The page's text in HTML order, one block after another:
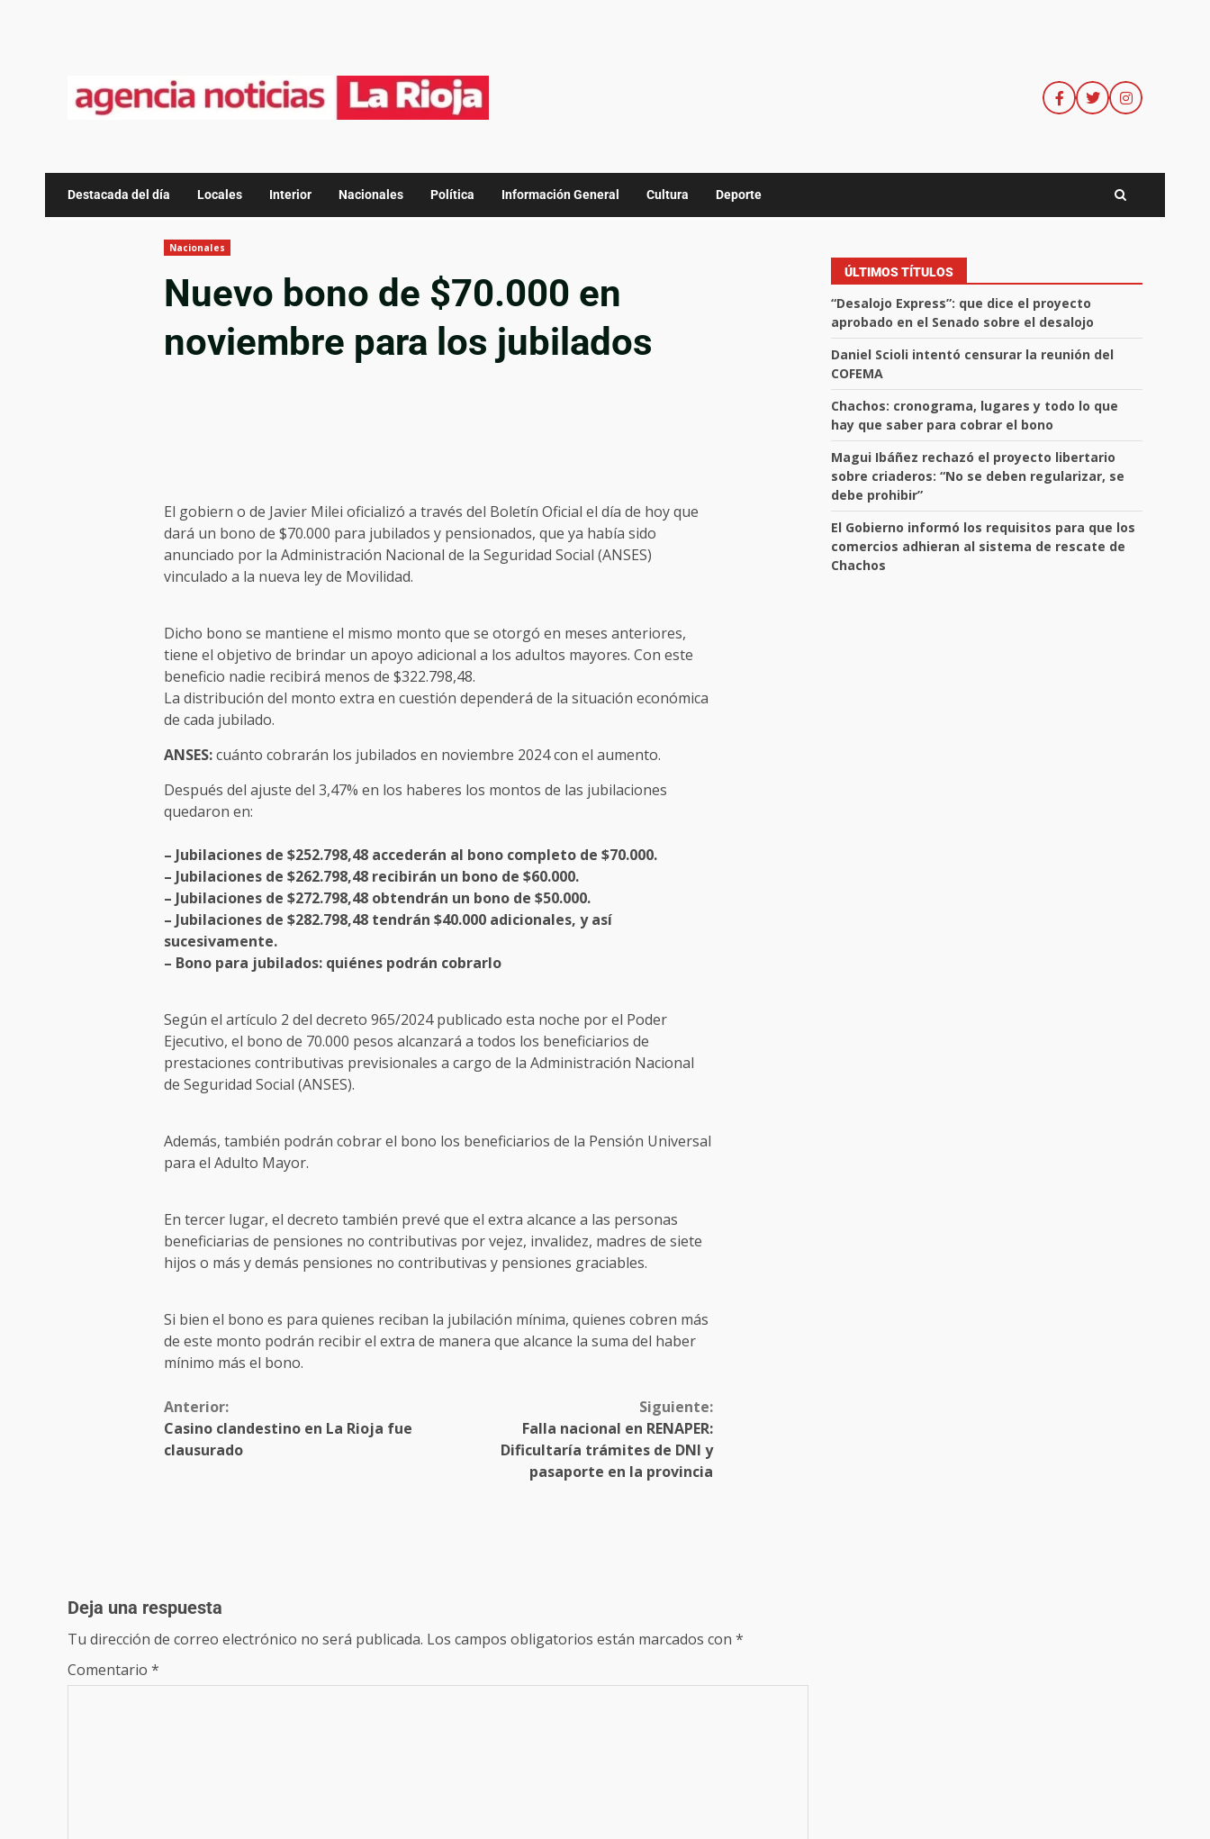
Destacada del día Locales Interior Nacionales Política Información General Cultura Deporte
Nacionales
Nuevo bono de $70.000 en
noviembre para los jubilados
El gobiern o de Javier Milei oficializó a través del Boletín Oficial el día de hoy que
dará un bono de $70.000 para jubilados y pensionados, que ya había sido
anunciado por la Administración Nacional de la Seguridad Social (ANSES)
vinculado a la nueva ley de Movilidad.
Dicho bono se mantiene el mismo monto que se otorgó en meses anteriores,
tiene el objetivo de brindar un apoyo adicional a los adultos mayores. Con este
beneficio nadie recibirá menos de $322.798,48.
La distribución del monto extra en cuestión dependerá de la situación económica
de cada jubilado.
ANSES:cuánto cobrarán los jubilados en noviembre 2024 con el aumento.
Después del ajuste del 3,47% en los haberes los montos de las jubilaciones
quedaron en:
– Jubilaciones de $252.798,48 accederán al bono completo de $70.000.
– Jubilaciones de $262.798,48 recibirán un bono de $60.000.
– Jubilaciones de $272.798,48 obtendrán un bono de $50.000.
– Jubilaciones de $282.798,48 tendrán $40.000 adicionales, y así
sucesivamente.
– Bono para jubilados: quiénes podrán cobrarlo
Según el artículo 2 del decreto 965/2024 publicado esta noche por el Poder
Ejecutivo, el bono de 70.000 pesos alcanzará a todos los beneficiarios de
prestaciones contributivas previsionales a cargo de la Administración Nacional
de Seguridad Social (ANSES).
Además, también podrán cobrar el bono los beneficiarios de la Pensión Universal
para el Adulto Mayor.
En tercer lugar, el decreto también prevé que el extra alcance a las personas
beneficiarias de pensiones no contributivas por vejez, invalidez, madres de siete
hijos o más y demás pensiones no contributivas y pensiones graciables.
Si bien el bono es para quienes reciban la jubilación mínima, quienes cobren más
de este monto podrán recibir el extra de manera que alcance la suma del haber
mínimo más el bono.
Anterior:
Casino clandestino en La Rioja fue
clausurado
Siguiente:
Falla nacional en RENAPER:
Dificultaría trámites de DNI y
pasaporte en la provincia
Deja una respuesta
Tu dirección de correo electrónico no será publicada. Los campos obligatorios están marcados con *
Comentario *
ÚLTIMOS TÍTULOS
“Desalojo Express”: que dice el proyecto
aprobado en el Senado sobre el desalojo
Daniel Scioli intentó censurar la reunión del
COFEMA
Chachos: cronograma, lugares y todo lo que
hay que saber para cobrar el bono
Magui Ibáñez rechazó el proyecto libertario
sobre criaderos: “No se deben regularizar, se
debe prohibir”
El Gobierno informó los requisitos para que los
comercios adhieran al sistema de rescate de
Chachos